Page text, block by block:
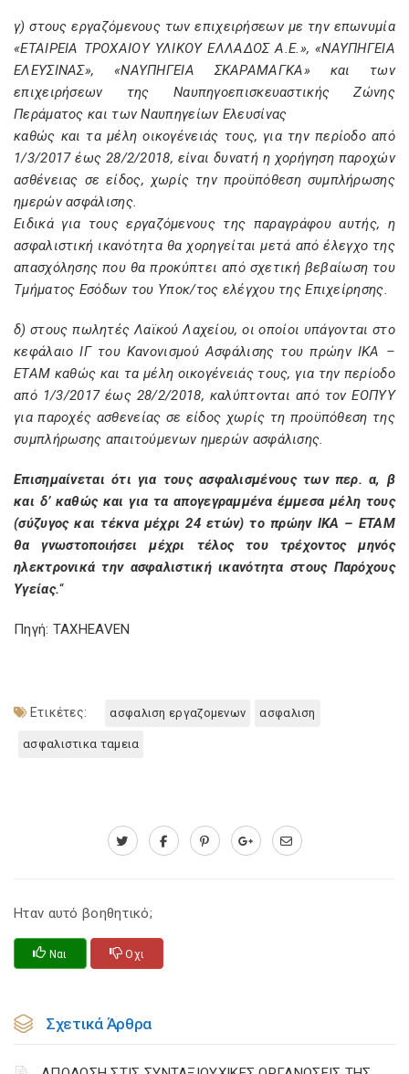
γ) στους εργαζόμενους των επιχειρήσεων με την επωνυμία
«ΕΤΑΙΡΕΙΑ ΤΡΟΧΑΙΟΥ ΥΛΙΚΟΥ ΕΛΛΑΔΟΣ Α.Ε.», «ΝΑΥΠΗΓΕΙΑ
ΕΛΕΥΣΙΝΑΣ», «ΝΑΥΠΗΓΕΙΑ ΣΚΑΡΑΜΑΓΚΑ» και των
επιχειρήσεων της Ναυπηγοεπισκευαστικής Ζώνης
Περάματος και των Ναυπηγείων Ελευσίνας
καθώς και τα μέλη οικογένειάς τους, για την περίοδο από
1/3/2017 έως 28/2/2018, είναι δυνατή η χορήγηση παροχών
ασθένειας σε είδος, χωρίς την προϋπόθεση συμπλήρωσης
ημερών ασφάλισης.
Ειδικά για τους εργαζόμενους της παραγράφου αυτής, η
ασφαλιστική ικανότητα θα χορηγείται μετά από έλεγχο της
απασχόλησης που θα προκύπτει από σχετική βεβαίωση του
Τμήματος Εσόδων του Υποκ/τος ελέγχου της Επιχείρησης.
δ) στους πωλητές Λαϊκού Λαχείου, οι οποίοι υπάγονται στο
κεφάλαιο ΙΓ του Κανονισμού Ασφάλισης του πρώην ΙΚΑ –
ΕΤΑΜ καθώς και τα μέλη οικογένειάς τους, για την περίοδο
από 1/3/2017 έως 28/2/2018, καλύπτονται από τον ΕΟΠΥΥ
για παροχές ασθενείας σε είδος χωρίς τη προϋπόθεση της
συμπλήρωσης απαιτούμενων ημερών ασφάλισης.
Επισημαίνεται ότι για τους ασφαλισμένους των περ. α, β
και δ’ καθώς και για τα απογεγραμμένα έμμεσα μέλη τους
(σύζυγος και τέκνα μέχρι 24 ετών) το πρώην ΙΚΑ – ΕΤΑΜ
θα γνωστοποιήσει μέχρι τέλος του τρέχοντος μηνός
ηλεκτρονικά την ασφαλιστική ικανότητα στους Παρόχους
Υγείας.“
Πηγή: TAXHEAVEN
Ετικέτες: ασφαλιση εργαζομενων ασφαλιση
ασφαλιστικα ταμεια
Ηταν αυτό βοηθητικό;
Ναι Οχι
Σχετικά Άρθρα